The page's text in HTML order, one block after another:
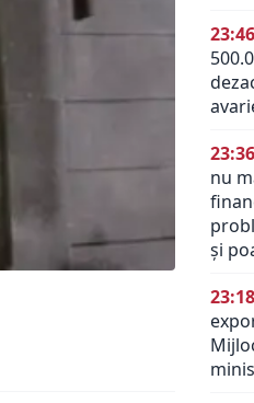
23:46
23:36
nu
și
23:18